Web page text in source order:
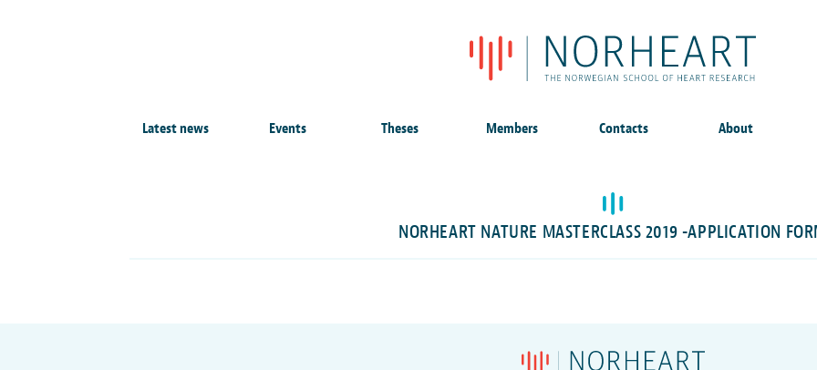
Latest news Events Theses Members Contacts About
NORHEART NATURE MASTERCLASS 2019 -APPLICATION